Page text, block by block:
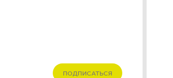
ПОДПИСАТЬСЯ